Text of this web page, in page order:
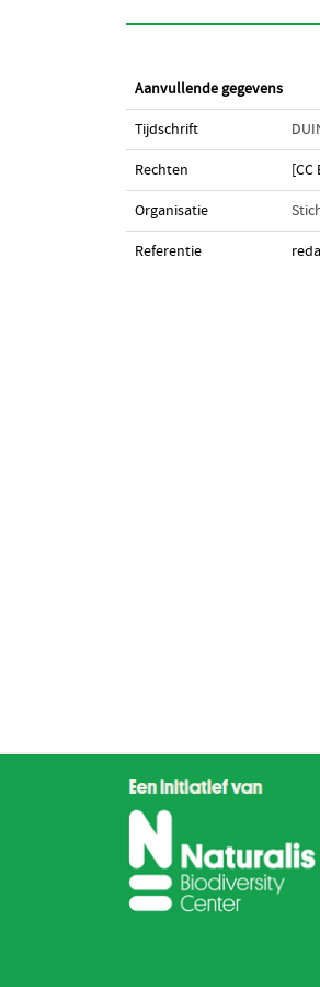
Aanvullende gegevens
Tijdschrift
Rechten
Organisatie
Referentie